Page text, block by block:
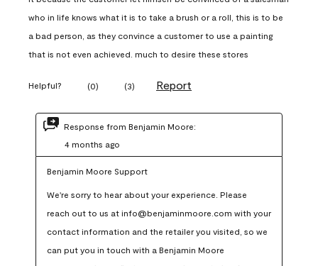
who in life knows what it is to take a brush or a roll, this is to be
a bad person, as they convince a customer to use a painting
that is not even achieved. much to desire these stores
Helpful? (0) (3) Report
Response from Benjamin Moore:
4 months ago
Benjamin Moore Support
We're sorry to hear about your experience. Please
reach out to us at info@benjaminmoore.com with your
contact information and the retailer you visited, so we
can put you in touch with a Benjamin Moore